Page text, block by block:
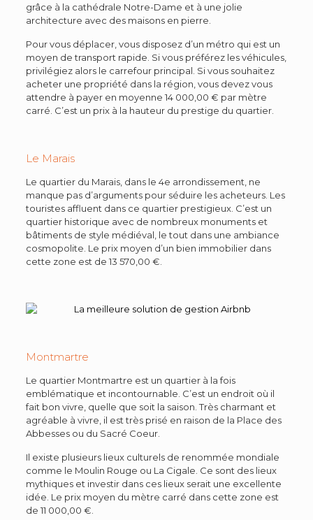
grâce à la cathédrale Notre-Dame et à une jolie
architecture avec des maisons en pierre.
Pour vous déplacer, vous disposez d’un métro qui est un
moyen de transport rapide. Si vous préférez les véhicules,
privilégiez alors le carrefour principal. Si vous souhaitez
acheter une propriété dans la région, vous devez vous
attendre à payer en moyenne 14 000,00 € par mètre
carré. C’est un prix à la hauteur du prestige du quartier.
Le Marais
Le quartier du Marais, dans le 4e arrondissement, ne
manque pas d’arguments pour séduire les acheteurs. Les
touristes affluent dans ce quartier prestigieux. C’est un
quartier historique avec de nombreux monuments et
bâtiments de style médiéval, le tout dans une ambiance
cosmopolite. Le prix moyen d’un bien immobilier dans
cette zone est de 13 570,00 €.
Montmartre
Le quartier Montmartre est un quartier à la fois
emblématique et incontournable. C’est un endroit où il
fait bon vivre, quelle que soit la saison. Très charmant et
agréable à vivre, il est très prisé en raison de la Place des
Abbesses ou du Sacré Coeur.
Il existe plusieurs lieux culturels de renommée mondiale
comme le Moulin Rouge ou La Cigale. Ce sont des lieux
mythiques et investir dans ces lieux serait une excellente
idée. Le prix moyen du mètre carré dans cette zone est
de 11 000,00 €.